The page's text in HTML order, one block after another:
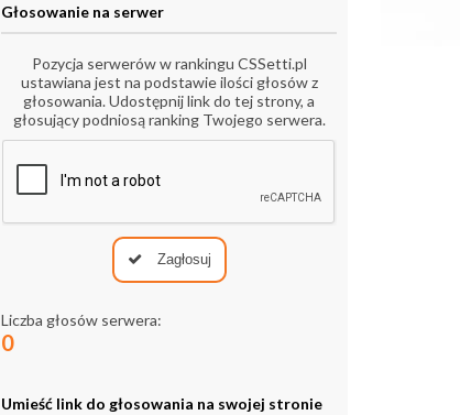
Głosowanie na serwer
Pozycja serwerów w rankingu CSSetti.pl
ustawiana jest na podstawie ilości głosów z
głosowania. Udostępnij link do tej strony, a
głosujący podniosą ranking Twojego serwera.
Zagłosuj
Liczba głosów serwera:
0
Umieść link do głosowania na swojej stronie